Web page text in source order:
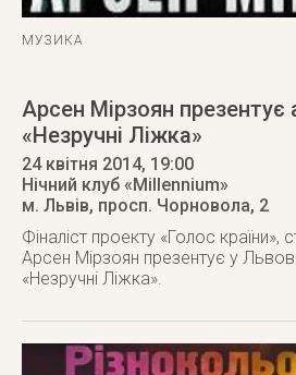
МУЗИКА
Арсен Мірзоян презентує
«Незручні Ліжка»
24 квітня 2014, 19:00
Нічний клуб «Millennium»
м. Львів, просп. Чорновола, 2
Фіналіст проекту «Голос країни»,
Арсен Мірзоян презентує у
«Незручні Ліжка».